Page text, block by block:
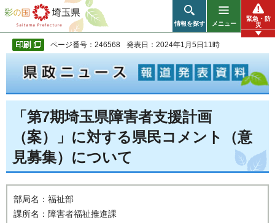
彩の国 埼玉県
情報を探す メニュー
緊急・防
災
ページ番号：246568 発表日：2024年1月5日11時
「第7期埼玉県障害者支援計画
（案）」に対する県民コメント（意
見募集）について
部局名：福祉部
課所名：障害者福祉推進課